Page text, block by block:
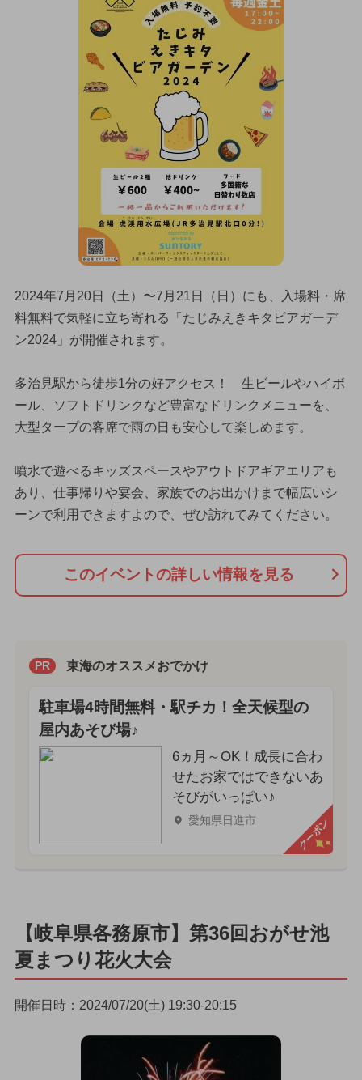
2024年7月20日（土）〜7月21日（日）にも、入場料・席
料無料で気軽に立ち寄れる「たじみえきキタビアガーデ
ン2024」が開催されます。
多治見駅から徒歩1分の好アクセス！ 生ビールやハイボ
ール、ソフトドリンクなど豊富なドリンクメニューを、
大型タープの客席で雨の日も安心して楽しめます。
噴水で遊べるキッズスペースやアウトドアギアエリアも
あり、仕事帰りや宴会、家族でのお出かけまで幅広いシ
ーンで利用できますよので、ぜひ訪れてみてください。
このイベントの詳しい情報を見る
PR 東海のオススメおでかけ
駐車場4時間無料・駅チカ！全天候型の
屋内あそび場♪
6ヵ月～OK！成長に合わ
せたお家ではできないあ
そびがいっぱい♪
愛知県日進市 クーポン
【岐阜県各務原市】第36回おがせ池
夏まつり花火大会
開催日時：2024/07/20(土) 19:30-20:15